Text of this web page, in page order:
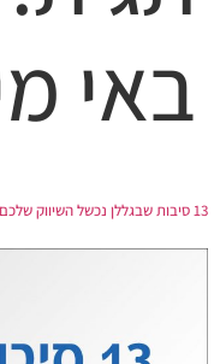
באי
13 סיבות שבגללן נכשל השיווק שלכם בדואר אלקטרוני